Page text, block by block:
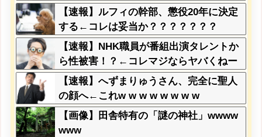
過ぎるw w w w w w w w
【速報】ルフィの幹部、懲役20年に決定
する←コレは妥当か？？？？？？？
【速報】NHK職員が番組出演タレントか
ら性被害！？←コレマジならヤバくねー
か？
【速報】へずまりゅうさん、完全に聖人
の顔へ←これw w w w w w w w
【画像】田舎特有の「謎の神社」wwww
www